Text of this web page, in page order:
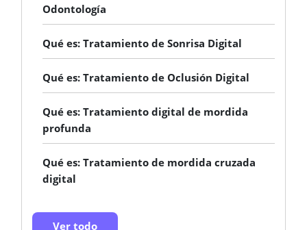
Odontología
Qué es: Tratamiento de Sonrisa Digital
Qué es: Tratamiento de Oclusión Digital
Qué es: Tratamiento digital de mordida
profunda
Qué es: Tratamiento de mordida cruzada
digital
Ver todo